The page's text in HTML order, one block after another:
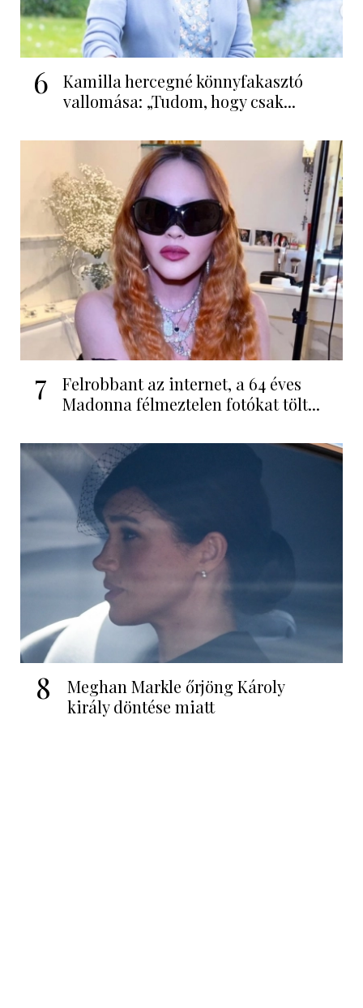
6
Kamilla hercegné könnyfakasztó
vallomása: „Tudom, hogy csak...
7
Felrobbant az internet, a 64 éves
Madonna félmeztelen fotókat tölt...
8
Meghan Markle őrjöng Károly
király döntése miatt